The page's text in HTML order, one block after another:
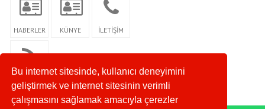
Bu internet sitesinde, kullanıcı deneyimini
geliştirmek ve internet sitesinin verimli
çalışmasını sağlamak amacıyla çerezler
HABERLER KÜNYE İLETİŞİM